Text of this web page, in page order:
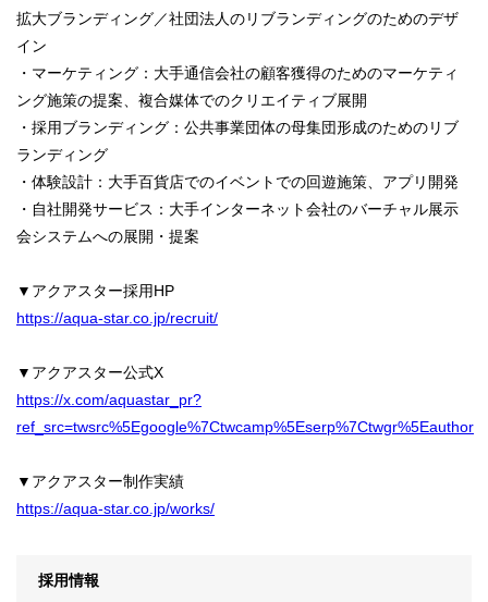
拡大ブランディング／社団法人のリブランディングのためのデザ
イン
・マーケティング：大手通信会社の顧客獲得のためのマーケティ
ング施策の提案、複合媒体でのクリエイティブ展開
・採用ブランディング：公共事業団体の母集団形成のためのリブ
ランディング
・体験設計：大手百貨店でのイベントでの回遊施策、アプリ開発
・自社開発サービス：大手インターネット会社のバーチャル展示
会システムへの展開・提案
▼アクアスター採用HP
https://aqua-star.co.jp/recruit/
▼アクアスター公式X
https://x.com/aquastar_pr?
ref_src=twsrc%5Egoogle%7Ctwcamp%5Eserp%7Ctwgr%5Eauthor
▼アクアスター制作実績
https://aqua-star.co.jp/works/
採用情報